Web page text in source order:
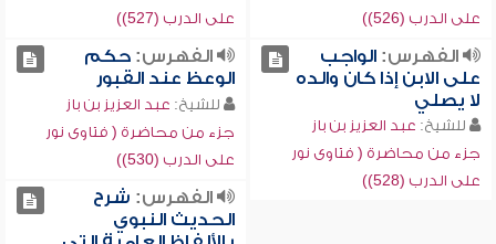
على الدرب (526))
على الدرب (527))
الفهرس:الواجب
على الابن إذا كان والده
لا يصلي
للشيخ: عبد العزيز بن باز
جزء من محاضرة ( فتاوى نور
على الدرب (528))
الفهرس:حكم
الوعظ عند القبور
للشيخ: عبد العزيز بن باز
جزء من محاضرة ( فتاوى نور
على الدرب (530))
الفهرس: شرح
الحديث النبوي